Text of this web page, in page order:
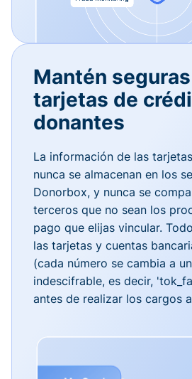
Mantén
tarjetas de
donantes
La información de las
nunca se almacenan en los
Donorbox, y nunca se
terceros que no sean los
pago que elijas vincular.
las tarjetas y cuentas
(cada número se cambia a
indescifrable, es decir,
antes de realizar los cargos